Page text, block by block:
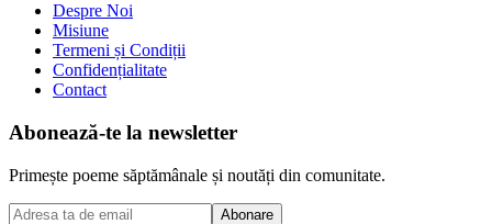
Despre Noi
Misiune
Termeni și Condiții
Confidențialitate
Contact
Abonează-te la newsletter
Primește poeme săptămânale și noutăți din comunitate.
Abonare